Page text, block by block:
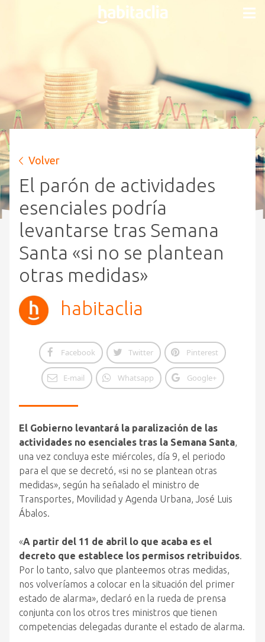
Volver
El parón de actividades
esenciales podría
levantarse tras Semana
Santa «si no se plantean
otras medidas»
habitaclia
Facebook Twitter Pinterest
E-mail Whatsapp Google+
El Gobierno levantará la paralización de las
actividades no esenciales tras la Semana Santa,
una vez concluya este miércoles, día 9, el periodo
para el que se decretó, «si no se plantean otras
medidas», según ha señalado el ministro de
Transportes, Movilidad y Agenda Urbana, José Luis
Ábalos.
«A partir del 11 de abril lo que acaba es el
decreto que establece los permisos retribuidos.
Por lo tanto, salvo que planteemos otras medidas,
nos volveríamos a colocar en la situación del primer
estado de alarma», declaró en la rueda de prensa
conjunta con los otros tres ministros que tienen
competencias delegadas durante el estado de alarma.